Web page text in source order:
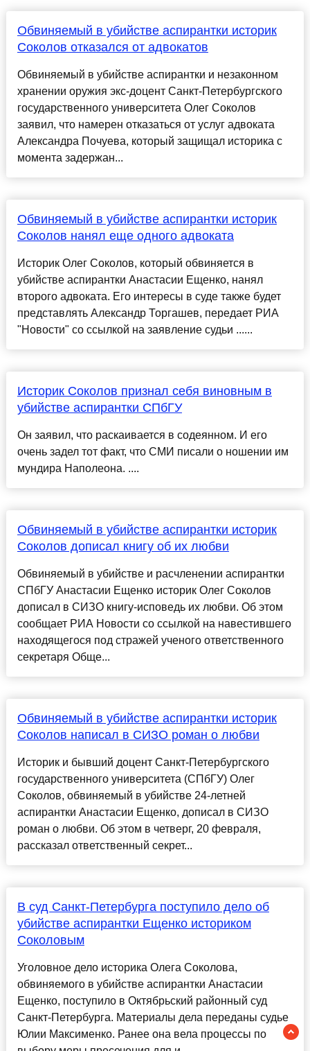
Обвиняемый в убийстве аспирантки историк
Соколов отказался от адвокатов
Обвиняемый в убийстве аспирантки и незаконном
хранении оружия экс-доцент Санкт-Петербургского
государственного университета Олег Соколов
заявил, что намерен отказаться от услуг адвоката
Александра Почуева, который защищал историка с
момента задержан...
Обвиняемый в убийстве аспирантки историк
Соколов нанял еще одного адвоката
Историк Олег Соколов, который обвиняется в
убийстве аспирантки Анастасии Ещенко, нанял
второго адвоката. Его интересы в суде также будет
представлять Александр Торгашев, передает РИА
"Новости" со ссылкой на заявление судьи ......
Историк Соколов признал себя виновным в
убийстве аспирантки СПбГУ
Он заявил, что раскаивается в содеянном. И его
очень задел тот факт, что СМИ писали о ношении им
мундира Наполеона. ....
Обвиняемый в убийстве аспирантки историк
Соколов дописал книгу об их любви
Обвиняемый в убийстве и расчленении аспирантки
СПбГУ Анастасии Ещенко историк Олег Соколов
дописал в СИЗО книгу-исповедь их любви. Об этом
сообщает РИА Новости со ссылкой на навестившего
находящегося под стражей ученого ответственного
секретаря Обще...
Обвиняемый в убийстве аспирантки историк
Соколов написал в СИЗО роман о любви
Историк и бывший доцент Санкт-Петербургского
государственного университета (СПбГУ) Олег
Соколов, обвиняемый в убийстве 24-летней
аспирантки Анастасии Ещенко, дописал в СИЗО
роман о любви. Об этом в четверг, 20 февраля,
рассказал ответственный секрет...
В суд Санкт-Петербурга поступило дело об
убийстве аспирантки Ещенко историком
Соколовым
Уголовное дело историка Олега Соколова,
обвиняемого в убийстве аспирантки Анастасии
Ещенко, поступило в Октябрьский районный суд
Санкт-Петербурга. Материалы дела переданы судье
Юлии Максименко. Ранее она вела процессы по